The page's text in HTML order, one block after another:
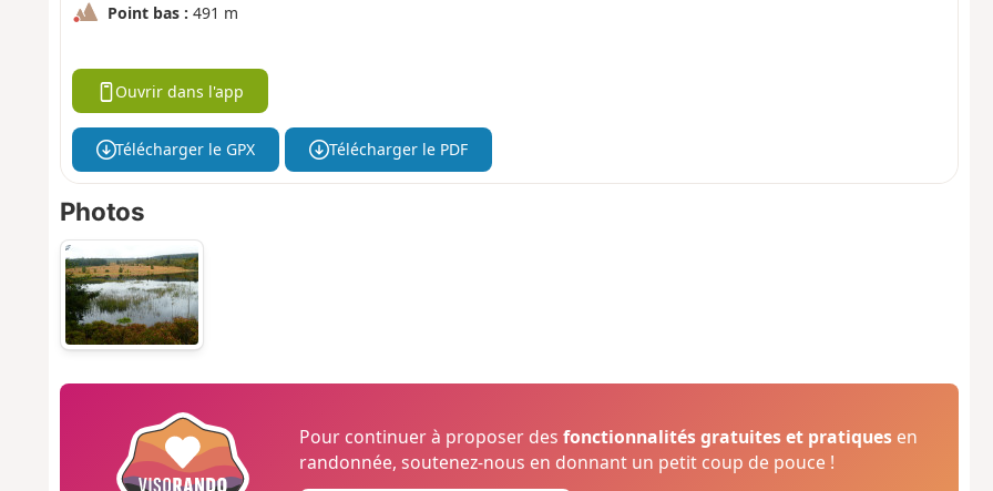
Point bas : 491 m
Ouvrir dans l'app
Télécharger le GPX Télécharger le PDF
Photos
Pour continuer à proposer desfonctionnalités gratuites et pratiques en
randonnée, soutenez-nous en donnant un petit coup de pouce !